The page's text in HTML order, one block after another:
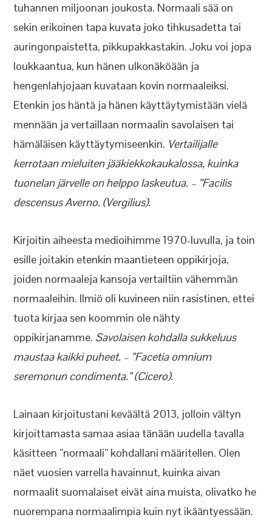
tuhannen miljoonan joukosta. Normaali sää on
sekin erikoinen tapa kuvata joko tihkusadetta tai
auringonpaistetta, pikkupakkastakin. Joku voi jopa
loukkaantua, kun hänen ulkonäköään ja
hengenlahjojaan kuvataan kovin normaaleiksi.
Etenkin jos häntä ja hänen käyttäytymistään vielä
mennään ja vertaillaan normaalin savolaisen tai
hämäläisen käyttäytymiseenkin. Vertailijalle
kerrotaan mieluiten jääkiekkokaukalossa, kuinka
tuonelan järvelle on helppo laskeutua. – ”Facilis
descensus Averno. (Vergilius).
Kirjoitin aiheesta medioihimme 1970-luvulla, ja toin
esille joitakin etenkin maantieteen oppikirjoja,
joiden normaaleja kansoja vertailtiin vähemmän
normaaleihin. Ilmiö oli kuvineen niin rasistinen, ettei
tuota kirjaa sen koommin ole nähty
oppikirjanamme. Savolaisen kohdalla sukkeluus
maustaa kaikki puheet. – ”Facetia omnium
seremonun condimenta.” (Cicero).
Lainaan kirjoitustani keväältä 2013, jolloin vältyn
kirjoittamasta samaa asiaa tänään uudella tavalla
käsitteen ”normaali” kohdallani määritellen. Olen
näet vuosien varrella havainnut, kuinka aivan
normaalit suomalaiset eivät aina muista, olivatko he
nuorempana normaalimpia kuin nyt ikääntyessään.